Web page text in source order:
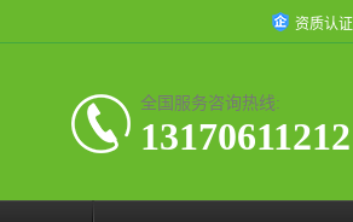
资质认证
全国服务咨询热线:
13170611212